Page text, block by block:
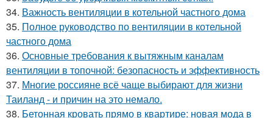
34. Важность вентиляции в котельной частного дома
35. Полное руководство по вентиляции в котельной
частного дома
36. Основные требования к вытяжным каналам
вентиляции в топочной: безопасность и эффективность
37. Многие россияне всё чаще выбирают для жизни
Таиланд - и причин на это немало.
38. Бетонная кровать прямо в квартире: новая мода в